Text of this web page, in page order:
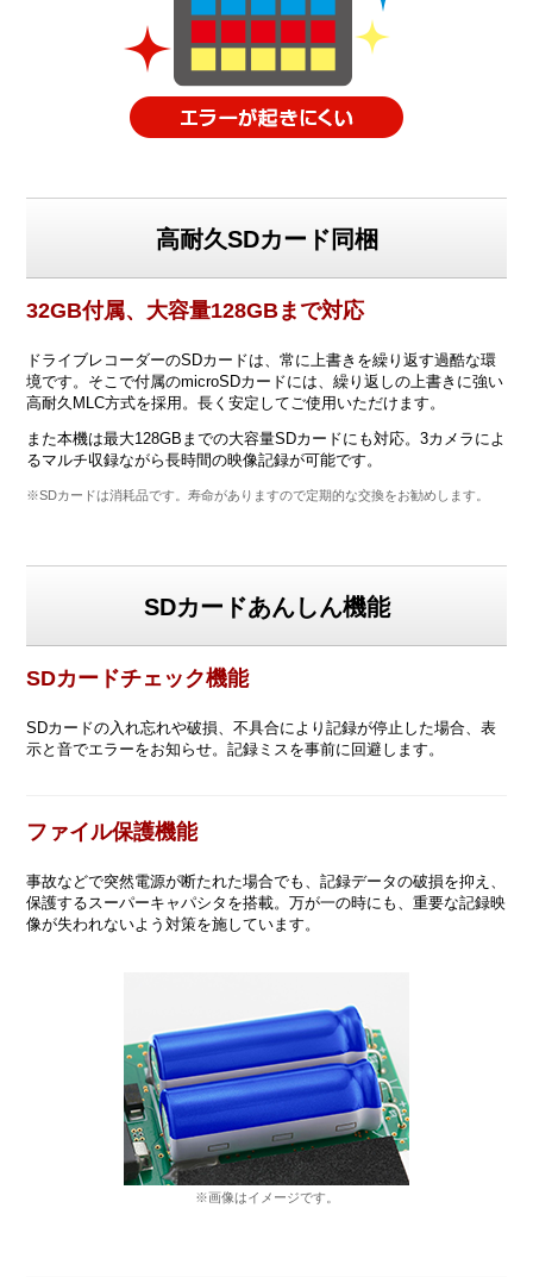
高耐久SDカード同梱
32GB付属、大容量128GBまで対応
ドライブレコーダーのSDカードは、常に上書きを繰り返す過酷な環
境です。そこで付属のmicroSDカードには、繰り返しの上書きに強い
高耐久MLC方式を採用。長く安定してご使用いただけます。
また本機は最大128GBまでの大容量SDカードにも対応。3カメラによ
るマルチ収録ながら長時間の映像記録が可能です。
※SDカードは消耗品です。寿命がありますので定期的な交換をお勧めします。
SDカードあんしん機能
SDカードチェック機能
SDカードの入れ忘れや破損、不具合により記録が停止した場合、表
示と音でエラーをお知らせ。記録ミスを事前に回避します。
ファイル保護機能
事故などで突然電源が断たれた場合でも、記録データの破損を抑え、
保護するスーパーキャパシタを搭載。万が一の時にも、重要な記録映
像が失われないよう対策を施しています。
※画像はイメージです。